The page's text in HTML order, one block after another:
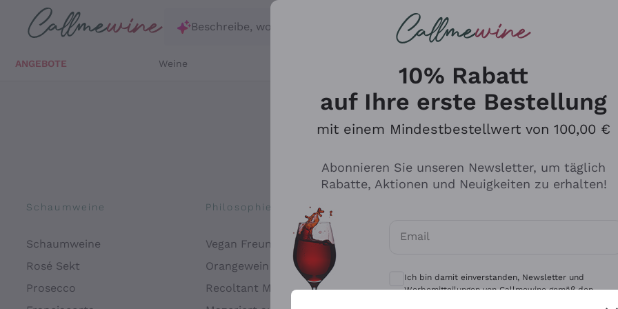
Zum Hauptinhalt springen
Beschreibe, wonach du suchst
ANGEBOTE Weine
Schaumweine
Schaumweine
Rosé Sekt
Prosecco
Philosophien
Vegan Freundlich
Orangewein
Recoltant Manipulant
Antinori
Ca' del Bosco
Gavi
10% Rabatt
auf Ihre erste Bestellung
mit einem Mindestbestellwert von 100,00 €
Abonnieren Sie unseren Newsletter, um täglich
Rabatte, Aktionen und Neuigkeiten zu erhalten!
Email
Optionale Einwilligungen zum Erhalt von
Ich bin damit einverstanden, Newsletter und
Werbemitteilungen von Callmewine gemäß den -